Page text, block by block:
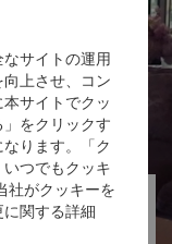

サイトの運用
上させ、コン
サイトでクッ
をクリックす
ります。「ク
つでもクッキ
社がクッキーを
関する詳細